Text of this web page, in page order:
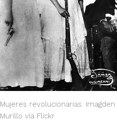
Mujeres revolucionarias.
Murillo vía Flickr